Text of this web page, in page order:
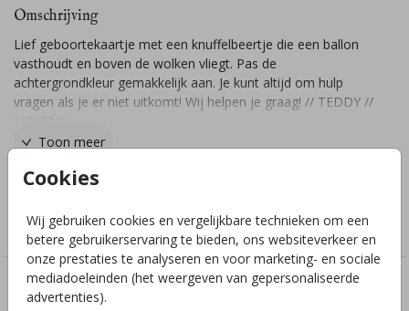
Cookies
Wij gebruiken cookies en vergelijkbare technieken om een
betere gebruikerservaring te bieden, ons websiteverkeer en
onze prestaties te analyseren en voor marketing- en sociale
mediadoeleinden (het weergeven van gepersonaliseerde
advertenties).
Omschrijving
Lief geboortekaartje met een knuffelbeertje die een ballon
vasthoudt en boven de wolken vliegt. Pas de
achtergrondkleur gemakkelijk aan. Je kunt altijd om hulp
vragen als je er niet uitkomt! Wij helpen je graag! // TEDDY //
Toon meer
Genderneutraal
Deze ontwerpen vind je misschien ook leuk